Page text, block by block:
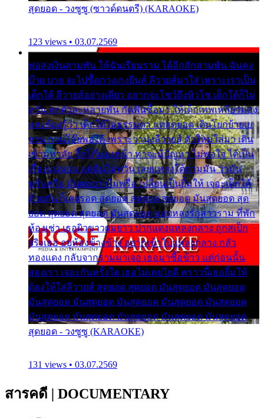
สุดยอด - วงซูซู (ซาวด์ดนตรี) (KARAOKE)
123 views • 03.07.2569
พ่อส่งเงินสามพัน ให้ฉันเรียนราม ได้อีกสักสามพัน ฉันคง
บ๊าย บาย จะไปซื้อกางเกงยีนส์ ลีวายส์มาใส่ เพราะเราเป็น
เด็กใต้ ลีวายส์อย่างเดียว อยากจะโชว์ถึงหิวโซ เด็กใต้ก็ไม่
หวั่น ตกตัวละหลายพัน กัดฟันซื้อมา ให้เด็กเทพเหลียวมอง
และต้องรู้ว่า เด็กใต้ไม่ธรรมดา แต่สุดยอด เดินโยกย้ายเย
ยวน กวนโอ๊ยพอได้ เพราะว่านุ่งลีวายส์ ตัวใหม่ใส่มา เดิน
เข้ามหาลัย จิ๊กโก๊มองหน้า ท่าจะมีปัญหา ไม่พอใจ ได้เป็น
เรื่องแน่นอน แต่ฉันไม่หวั่น เลยแหลงใต้ถามมัน ว่ามัน
พรั่นพรือ มันตอบว่าไม่พรื่อ เปลี่ยนเป็นยิ้มให้ เจอะเด็กใต้
ด้วยกัน ก็เลยรอด สุดยอด สุดยอด สุดยอด มันสุดยอด สุด
ยอด สุดยอด สุดยอด มันสุดยอด แอบหลงรักสาวราม ที่พัก
ห้องเช่า เธอผิวขาวผมยาว ปากแดงแหลงกลาง ถูกสเป็ก
จริงเธอ อยู่ห้องข้างข้าง อยากเข้าไปแหลงกลาง กลัว
ทองแดง กลับจากรามมาเจอ เธอมาซื้อข้าว แต่ก่อนนั้น
สองเรา เจอะกันครั้งใด เธอไม่เคยไยดี คราวนี้เธอยิ้มให้
ต้องให้ใส่ลีวายส์ สุดยอด สุดยอด มันสุดยอด มันสุดยอด
มันสุดยอด มันสุดยอด มันสุดยอด มันสุดยอด มันสุดยอด
มันสุดยอด มันสุดยอด มันสุดยอด มันสุดยอด มันสุดยอด
สุดยอด - วงซูซู (KARAOKE)
131 views • 03.07.2569
สารคดี | DOCUMENTARY